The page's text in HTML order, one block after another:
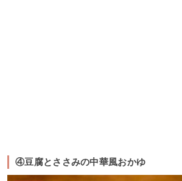
④豆腐とささみの中華風おかゆ